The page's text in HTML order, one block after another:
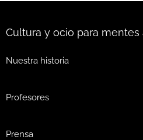
Cultura y ocio para mentes
Nuestra historia
Profesores
Prensa